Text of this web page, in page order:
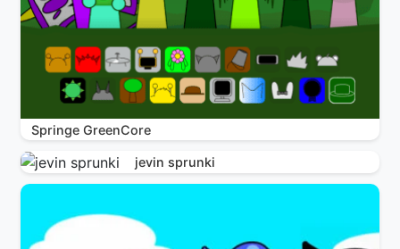
Springe GreenCore
jevin sprunki